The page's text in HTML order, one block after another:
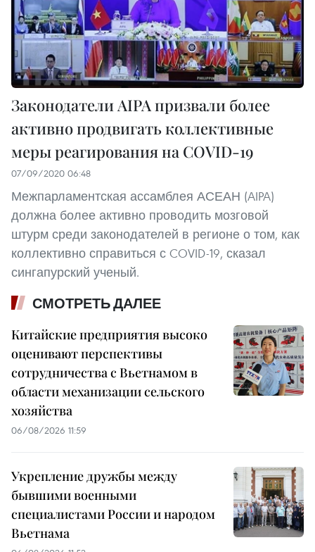
Законодатели AIPA призвали более
активно продвигать коллективные
меры реагирования на COVID-19
07/09/2020 06:48
Межпарламентская ассамблея АСЕАН (AIPA)
должна более активно проводить мозговой
штурм среди законодателей в регионе о том, как
коллективно справиться с COVID-19, сказал
сингапурский ученый.
СМОТРЕТЬ ДАЛЕЕ
Китайские предприятия высоко
оценивают перспективы
сотрудничества с Вьетнамом в
области механизации сельского
хозяйства
06/08/2026 11:59
Укрепление дружбы между
бывшими военными
специалистами России и народом
Вьетнама